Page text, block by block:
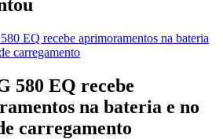
580 EQ recebe
na bateria e no
carregamento